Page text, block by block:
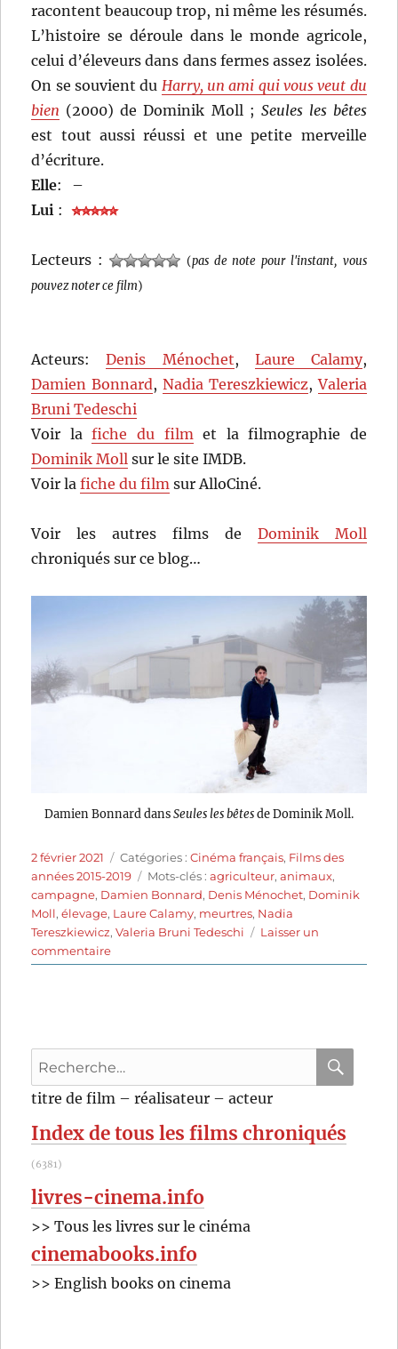
racontent beaucoup trop, ni même les résumés.
L’histoire se déroule dans le monde agricole,
celui d’éleveurs dans dans fermes assez isolées.
On se souvient du Harry, un ami qui vous veut du
bien (2000) de Dominik Moll ; Seules les bêtes
est tout aussi réussi et une petite merveille
d’écriture.
Elle:
–
Lui :
Lecteurs : (pas de note pour l'instant, vous
pouvez noter ce film)
Acteurs:Denis Ménochet, Laure Calamy,
Damien Bonnard,Nadia Tereszkiewicz,Valeria
Bruni Tedeschi
Voir lafiche du film et la filmographie de
Dominik Moll sur le site IMDB.
Voir lafiche du film sur AlloCiné.
Voir les autres films de Dominik Moll
chroniqués sur ce blog…
Damien Bonnard dansSeules les bêtesde Dominik Moll.
Publié
le
2 février 2021 Catégories
Catégories :Cinéma français, Films des
années 2015-2019
Étiquettes
Mots-clés :agriculteur,animaux,
campagne, Damien Bonnard, Denis Ménochet, Dominik
Moll,élevage, Laure Calamy, meurtres, Nadia
Tereszkiewicz,Valeria Bruni Tedeschi
Laisser un
commentairesur
Seules
Dominik
Recherche
pour
titre de film – réalisateur – acteur
Index de tous les films chroniqués
(6381)
livres-cinema.info
>> Tous les livres sur le cinéma
cinemabooks.info
>> English books on cinema